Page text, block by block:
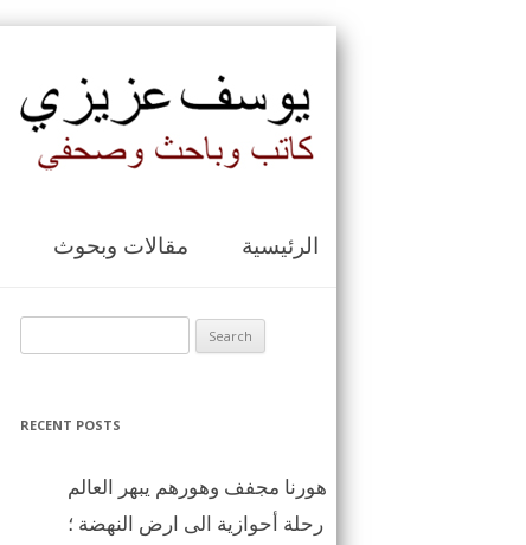
مقالات وبحوث الرئيسية
RECENT POSTS
هورنا مجفف وهورهم يبهر العالم
رحلة أحوازية الى ارض النهضة ؛